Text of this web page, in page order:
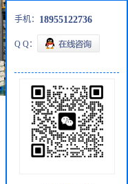
手机： 18955122736
Q Q：